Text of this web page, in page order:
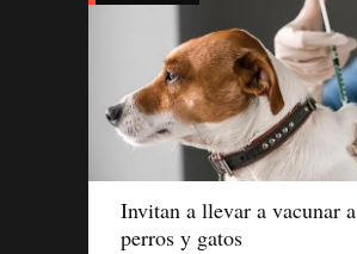
Invitan a llevar a vacunar a
perros y gatos